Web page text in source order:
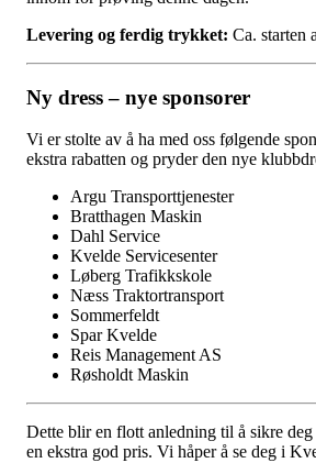
Levering og ferdig trykket: Ca. starten
Ny dress – nye sponsorer
Vi er stolte av å ha med oss følgende
ekstra rabatten og pryder den nye
Argu Transporttjenester
Bratthagen Maskin
Dahl Service
Kvelde Servicesenter
Løberg Trafikkskole
Næss Traktortransport
Sommerfeldt
Spar Kvelde
Reis Management AS
Røsholdt Maskin
Dette blir en flott anledning til å sikre
en ekstra god pris. Vi håper å se deg i